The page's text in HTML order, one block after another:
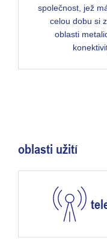
společnost, jež
celou dobu si
oblasti
oblasti užití